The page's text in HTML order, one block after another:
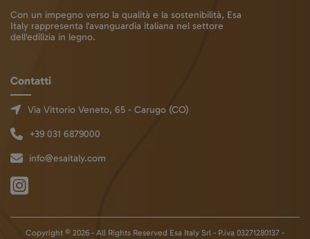
Con un impegno verso la qualità e la sostenibilità, Esa
Italy rappresenta l'avanguardia italiana nel settore
dell'edilizia in legno.
Contatti
Via Vittorio Veneto, 65 - Carugo (CO)
+39 031 6879000
info@esaitaly.com
Copyright © 2026 - All Rights Reserved Esa Italy Srl - P.iva 03271280137 -